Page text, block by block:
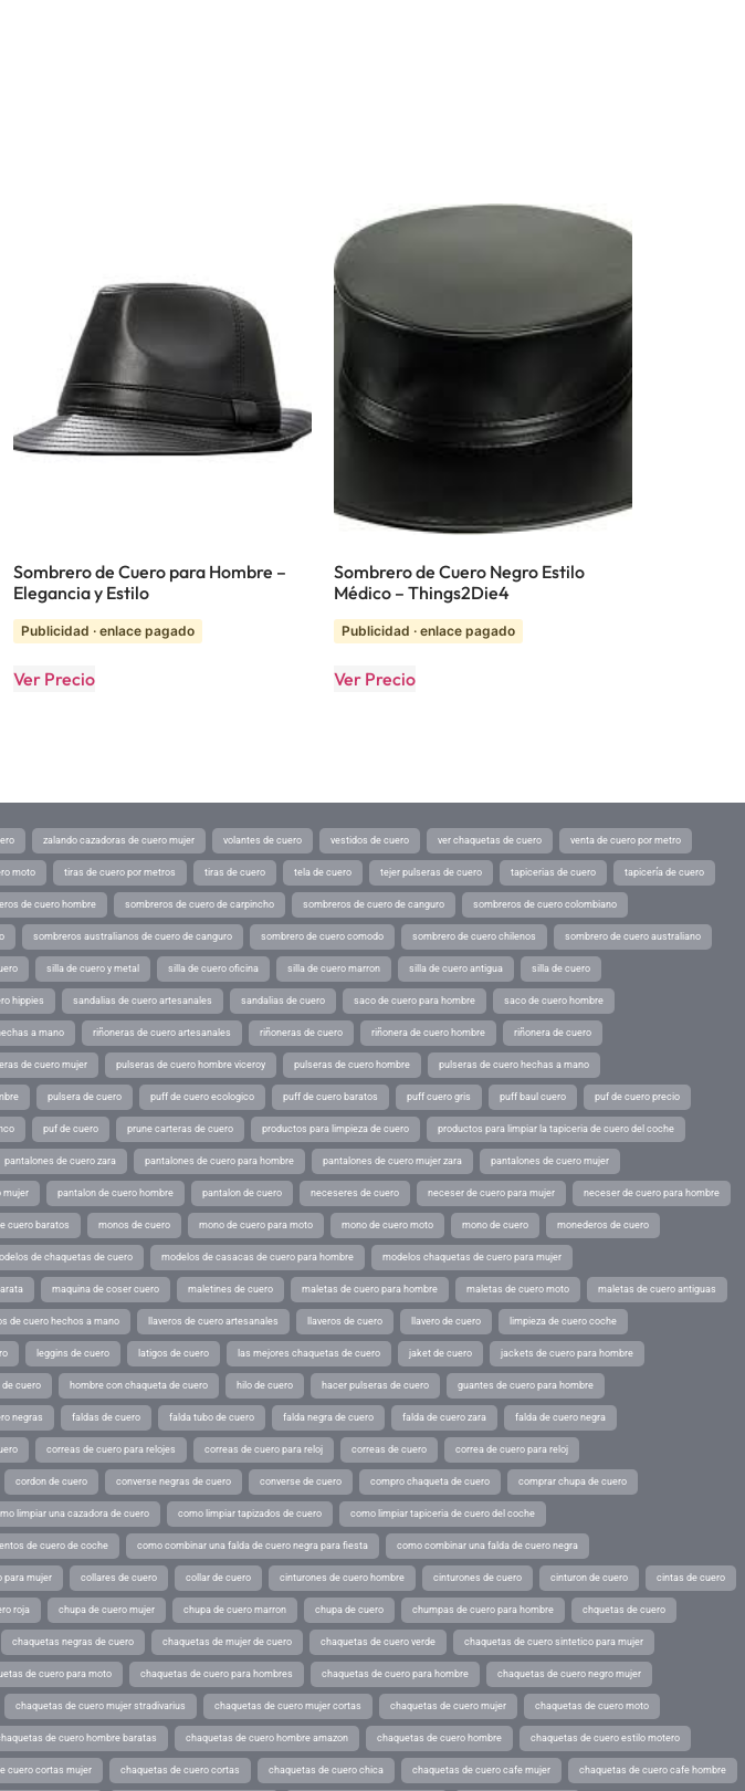
Sombrero de Cuero para Hombre –
Elegancia y Estilo
Publicidad · enlace pagado
Ver Precio
Sombrero de Cuero Negro Estilo
Médico – Things2Die4
Publicidad · enlace pagado
Ver Precio
zalando cazadoras de cuero mujer volantes de cuero vestidos de cuero ver chaquetas de cuero venta de cuero por metro
moto tiras de cuero por metros tiras de cuero tela de cuero tejer pulseras de cuero tapicerias de cuero tapicería de cuero
de cuero hombre sombreros de cuero de carpincho sombreros de cuero de canguro sombreros de cuero colombiano
sombreros australianos de cuero de canguro sombrero de cuero comodo sombrero de cuero chilenos sombrero de cuero australiano
silla de cuero y metal silla de cuero oficina silla de cuero marron silla de cuero antigua silla de cuero
hippies sandalias de cuero artesanales sandalias de cuero saco de cuero para hombre saco de cuero hombre
a mano riñoneras de cuero artesanales riñoneras de cuero riñonera de cuero hombre riñonera de cuero
de cuero mujer pulseras de cuero hombre viceroy pulseras de cuero hombre pulseras de cuero hechas a mano
pulsera de cuero puff de cuero ecologico puff de cuero baratos puff cuero gris puff baul cuero puf de cuero precio
puf de cuero prune carteras de cuero productos para limpieza de cuero productos para limpiar la tapiceria de cuero del coche
pantalones de cuero zara pantalones de cuero para hombre pantalones de cuero mujer zara pantalones de cuero mujer
mujer pantalon de cuero hombre pantalon de cuero neceseres de cuero neceser de cuero para mujer neceser de cuero para hombre
cuero baratos monos de cuero mono de cuero para moto mono de cuero moto mono de cuero monederos de cuero
de chaquetas de cuero modelos de casacas de cuero para hombre modelos chaquetas de cuero para mujer
maquina de coser cuero maletines de cuero maletas de cuero para hombre maletas de cuero moto maletas de cuero antiguas
de cuero hechos a mano llaveros de cuero artesanales llaveros de cuero llavero de cuero limpieza de cuero coche
leggins de cuero latigos de cuero las mejores chaquetas de cuero jaket de cuero jackets de cuero para hombre
de cuero hombre con chaqueta de cuero hilo de cuero hacer pulseras de cuero guantes de cuero para hombre
negras faldas de cuero falda tubo de cuero falda negra de cuero falda de cuero zara falda de cuero negra
correas de cuero para relojes correas de cuero para reloj correas de cuero correa de cuero para reloj
cordon de cuero converse negras de cuero converse de cuero compro chaqueta de cuero comprar chupa de cuero
limpiar una cazadora de cuero como limpiar tapizados de cuero como limpiar tapiceria de cuero del coche
de cuero de coche como combinar una falda de cuero negra para fiesta como combinar una falda de cuero negra
para mujer collares de cuero collar de cuero cinturones de cuero hombre cinturones de cuero cinturon de cuero cintas de cuero
roja chupa de cuero mujer chupa de cuero marron chupa de cuero chumpas de cuero para hombre chquetas de cuero
chaquetas negras de cuero chaquetas de mujer de cuero chaquetas de cuero verde chaquetas de cuero sintetico para mujer
de cuero para moto chaquetas de cuero para hombres chaquetas de cuero para hombre chaquetas de cuero negro mujer
chaquetas de cuero mujer stradivarius chaquetas de cuero mujer cortas chaquetas de cuero mujer chaquetas de cuero moto
de cuero hombre baratas chaquetas de cuero hombre amazon chaquetas de cuero hombre chaquetas de cuero estilo motero
cuero cortas mujer chaquetas de cuero cortas chaquetas de cuero chica chaquetas de cuero cafe mujer chaquetas de cuero cafe hombre